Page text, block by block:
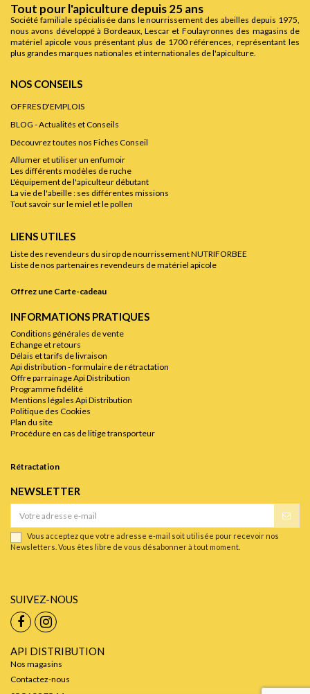
Tout pour l'apiculture depuis 25 ans
Société familiale spécialisée dans le nourrissement des abeilles depuis 1975,
nous avons développé à Bordeaux, Lescar et Foulayronnes des magasins de
matériel apicole vous présentant plus de 1700 références, représentant les
plus grandes marques nationales et internationales de l'apiculture.
NOS CONSEILS
OFFRES D'EMPLOIS
BLOG - Actualités et Conseils
Découvrez toutes nos Fiches Conseil
Allumer et utiliser un enfumoir
Les différents modèles de ruche
L'équipement de l'apiculteur débutant
La vie de l'abeille : ses différentes missions
Tout savoir sur le miel et le pollen
LIENS UTILES
Liste des revendeurs du sirop de nourrissement NUTRIFORBEE
Liste de nos partenaires revendeurs de matériel apicole
Offrez une Carte-cadeau
INFORMATIONS PRATIQUES
Conditions générales de vente
Echange et retours
Délais et tarifs de livraison
Api distribution - formulaire de rétractation
Offre parrainage Api Distribution
Programme fidélité
Mentions légales Api Distribution
Politique des Cookies
Plan du site
Procédure en cas de litige transporteur
Rétractation
NEWSLETTER
Vous acceptez que votre adresse e-mail soit utilisée pour recevoir nos
Newsletters. Vous êtes libre de vous désabonner à tout moment.
SUIVEZ-NOUS
API DISTRIBUTION
Nos magasins
Contactez-nous